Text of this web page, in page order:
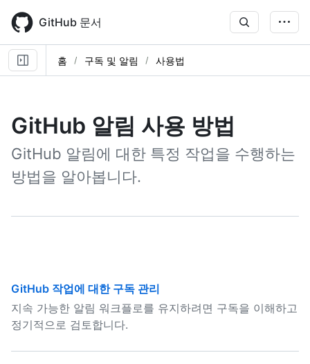
main
content
GitHub 문서
홈 구독 및 알림 사용법
GitHub 알림 사용 방법
GitHub 알림에 대한 특정 작업을 수행하는
방법을 알아봅니다.
GitHub 작업에 대한 구독 관리
지속 가능한 알림 워크플로를 유지하려면 구독을 이해하고
정기적으로 검토합니다.